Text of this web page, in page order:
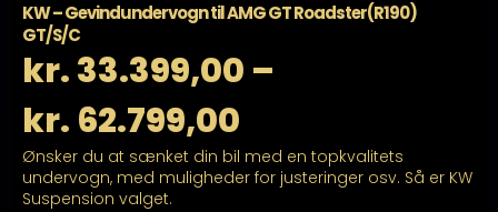
KW – Gevindundervogn til AMG GT Roadster(R190)
GT/S/C
kr.33.399,00 –
kr. 62.799,00
kr. 33.399,00
Ønsker du at sænket din bil med en topkvalitets
undervogn, med muligheder for justeringer osv. Så er KW
Suspension valget.